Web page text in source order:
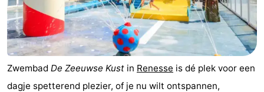
Zwembad De Zeeuwse Kust in Renesse is dé plek voor een
dagje spetterend plezier, of je nu wilt ontspannen,